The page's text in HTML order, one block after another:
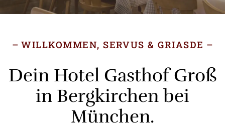
WILLKOMMEN, SERVUS & GRIASDE
Dein Hotel Gasthof Groß
in Bergkirchen bei
München.